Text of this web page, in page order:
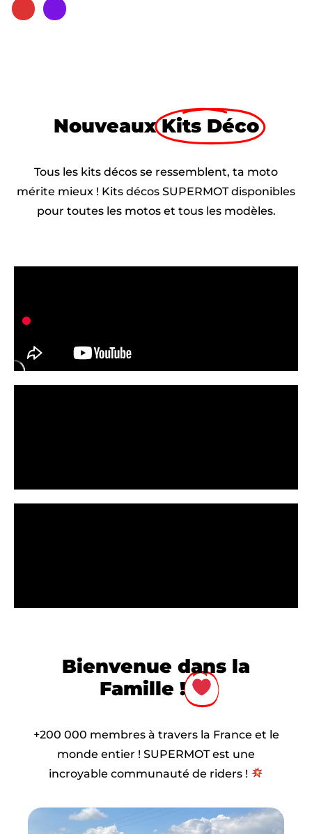
Nouveaux Kits Déco
Tous les kits décos se ressemblent, ta moto
mérite mieux ! Kits décos SUPERMOT disponibles
pour toutes les motos et tous les modèles.
Bienvenue dans la
Famille !
+200 000 membres à travers la France et le
monde entier ! SUPERMOT est une
incroyable communauté de riders !